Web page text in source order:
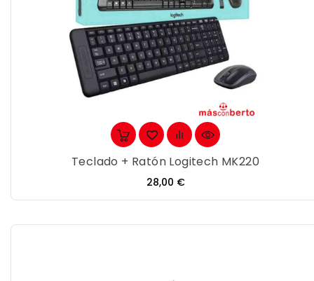
Teclado + Ratón Logitech MK220
Precio
28,00 €